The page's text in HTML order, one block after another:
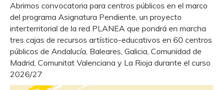
Abrimos convocatoria para centros públicos en el marco
del programa Asignatura Pendiente, un proyecto
interterritorial de la red PLANEA que pondrá en marcha
tres cajas de recursos artístico-educativos en 60 centros
públicos de Andalucía, Baleares, Galicia, Comunidad de
Madrid, Comunitat Valenciana y La Rioja durante el curso
2026/27